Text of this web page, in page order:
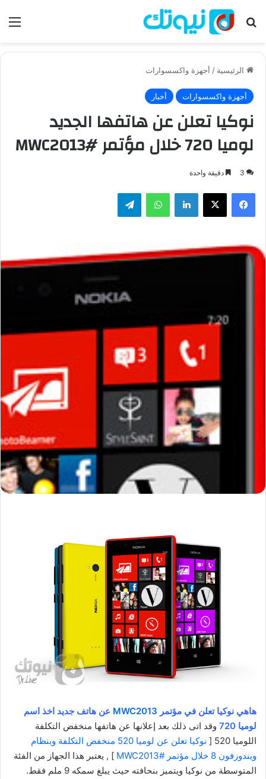
بحث عن
الرئيسية / أجهزة واكسسوارات
أجهزة واكسسوارات أخبار
نوكيا تعلن عن هاتفها الجديد
لوميا 720 خلال مؤتمر #MWC2013
3 دقيقة واحدة
فيسبوك لينكدإن واتساب
هاهي نوكيا تعلن في مؤتمر MWC2013 عن هاتف جديد اخذ اسم
لوميا 720
وقد اتى ذلك بعد إعلانها عن هاتفها منخفض التكلفة
اللوميا 520 [
نوكيا تعلن عن لوميا 520 منخفض التكلفة وبنظام
ويندوزفون 8 خلال مؤتمر #MWC2013
] , يعتبر هذا الجهاز من الفئة
المتوسطة من نوكيا ويتميز بنحافته حيث يبلغ سمكه 9 ملم فقط.